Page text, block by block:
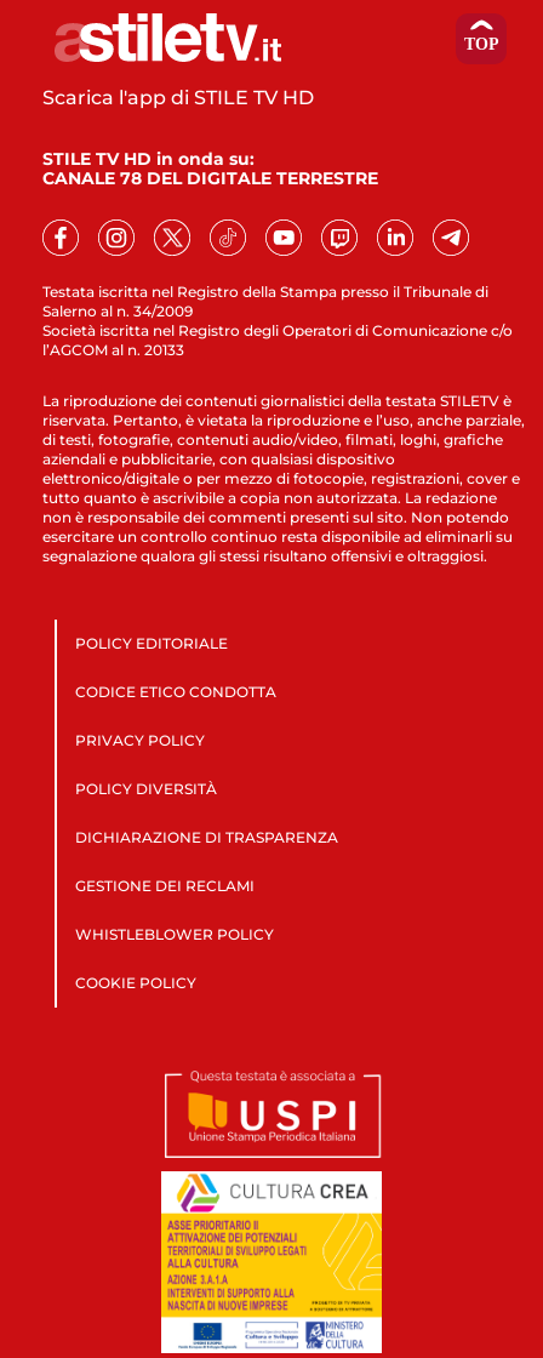
Testata iscritta nel Registro della Stampa presso il Tribunale di
Salerno al n. 34/2009
Società iscritta nel Registro degli Operatori di Comunicazione c/o
l’AGCOM al n. 20133
Scarica l'app di STILE TV HD
STILE TV HD in onda su:
CANALE 78 DEL DIGITALE TERRESTRE
La riproduzione dei contenuti giornalistici della testata STILETV è
riservata. Pertanto, è vietata la riproduzione e l’uso, anche parziale,
di testi, fotografie, contenuti audio/video, filmati, loghi, grafiche
aziendali e pubblicitarie, con qualsiasi dispositivo
elettronico/digitale o per mezzo di fotocopie, registrazioni, cover e
tutto quanto è ascrivibile a copia non autorizzata. La redazione
non è responsabile dei commenti presenti sul sito. Non potendo
esercitare un controllo continuo resta disponibile ad eliminarli su
segnalazione qualora gli stessi risultano offensivi e oltraggiosi.
POLICY EDITORIALE
CODICE ETICO CONDOTTA
PRIVACY POLICY
POLICY DIVERSITÀ
DICHIARAZIONE DI TRASPARENZA
GESTIONE DEI RECLAMI
WHISTLEBLOWER POLICY
COOKIE POLICY